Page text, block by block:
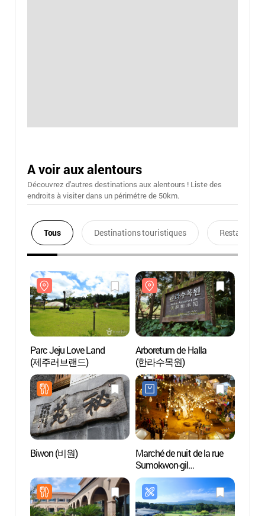
A voir aux alentours
Découvrez d'autres destinations aux alentours ! Liste des
endroits à visiter dans un périmétre de 50km.
Tous Destinations touristiques Restaurants
Parc Jeju Love Land
(제주러브랜드)
Arboretum de Halla
(한라수목원)
Biwon (비원)
Marché de nuit de la rue
Sumokwon-gil
(수목원길야시장)